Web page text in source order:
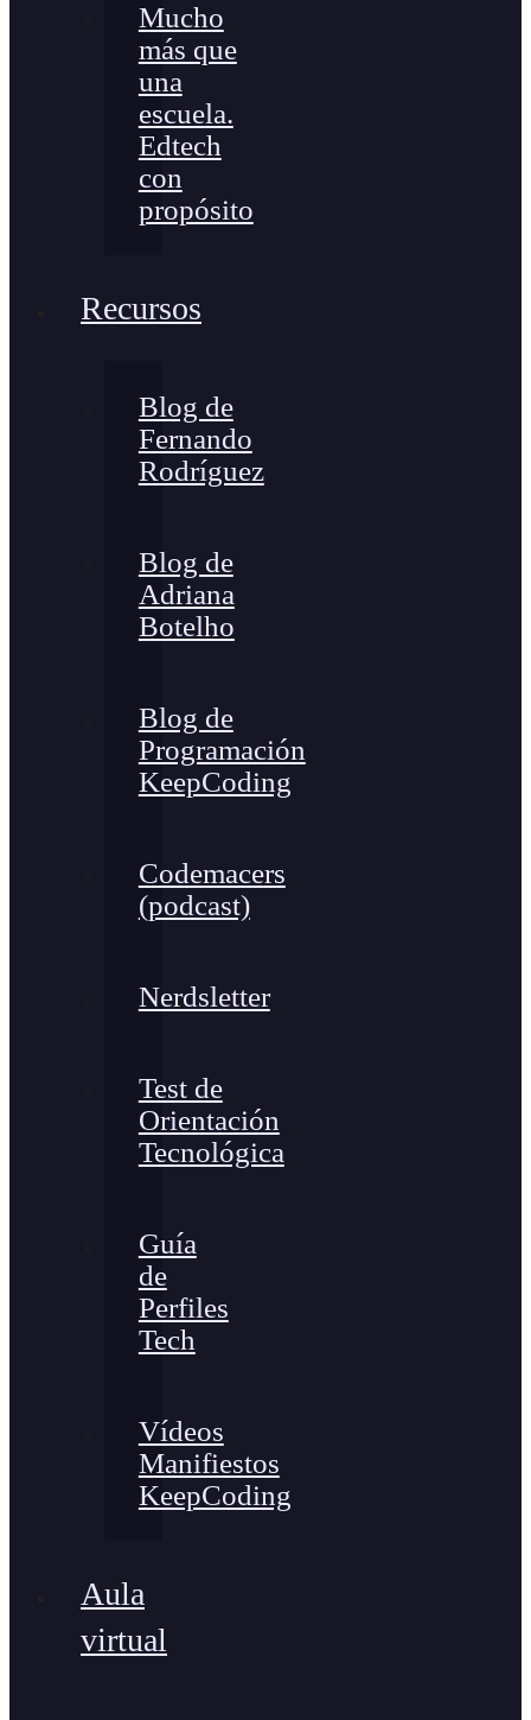
Mucho
más que
una
escuela.
Edtech
con
propósito
Recursos
Blog de
Fernando
Rodríguez
Blog de
Adriana
Botelho
Blog de
Programación
KeepCoding
Codemacers
(podcast)
Nerdsletter
Test de
Orientación
Tecnológica
Guía
de
Perfiles
Tech
Vídeos
Manifiestos
KeepCoding
Aula
virtual